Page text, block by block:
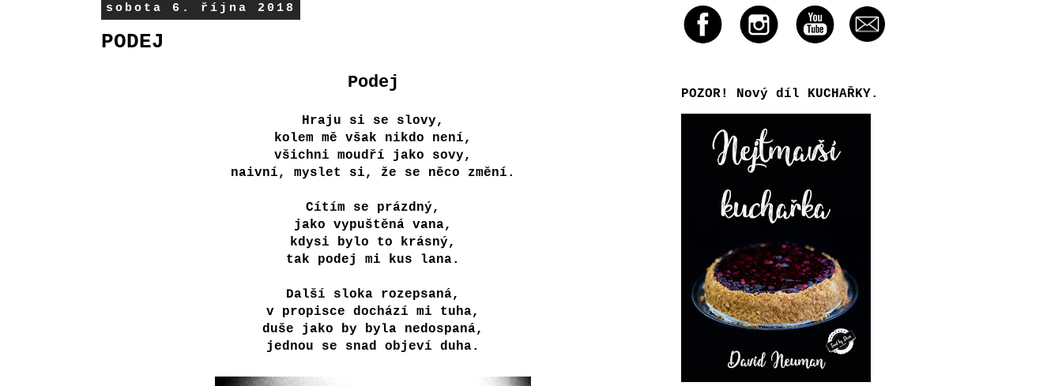
sobota 6. října 2018
PODEJ
Podej
Hraju si se slovy,
kolem mě však nikdo není,
všichni moudří jako sovy,
naivní, myslet si, že se něco změní.
Cítím se prázdný,
jako vypuštěná vana,
kdysi bylo to krásný,
tak podej mi kus lana.
Další sloka rozepsaná,
v propisce dochází mi tuha,
duše jako by byla nedospaná,
jednou se snad objeví duha.
POZOR! Nový díl KUCHAŘKY.